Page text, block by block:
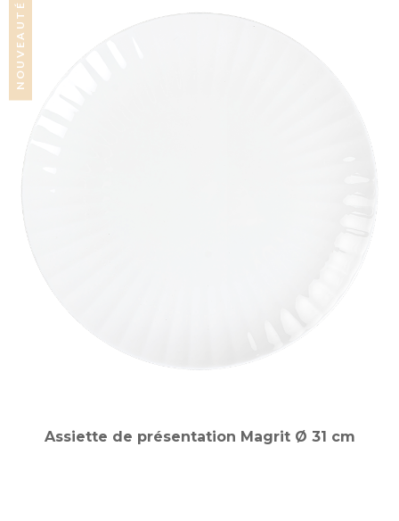
NOUVEAUTÉ
Assiette de présentation Magrit Ø 31 cm